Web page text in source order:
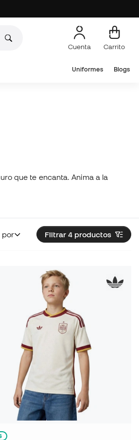
Cuenta Carrito
Uniformes Blogs
que te encanta. Anima a la
Filtrar 4 productos
por